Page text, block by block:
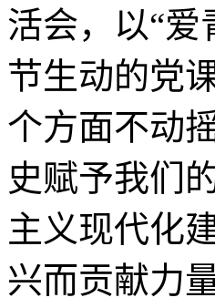
活会，以“
节生动的党
个方面不动
史赋予我们
主义现代化
兴而贡献力